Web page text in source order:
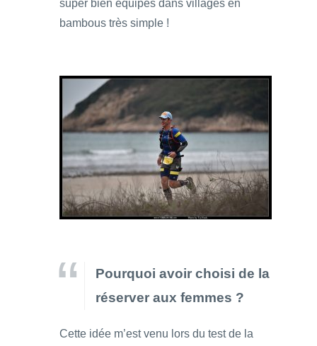
super bien équipés dans villages en
bambous très simple !
Pourquoi avoir choisi de la
réserver aux femmes ?
Cette idée m’est venu lors du test de la